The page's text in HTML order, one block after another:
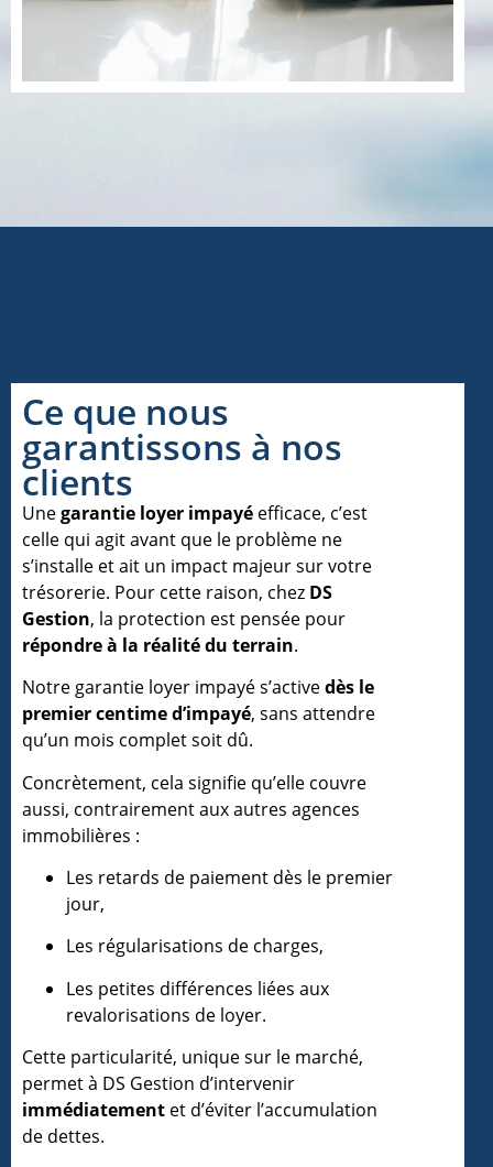
Ce que nous
garantissons à nos
clients
Unegarantie loyer impayé efficace, c’est
celle qui agit avant que le problème ne
s’installe et ait un impact majeur sur votre
trésorerie. Pour cette raison, chez DS
Gestion, la protection est pensée pour
répondre à la réalité du terrain.
Notre garantie loyer impayé s’activedès le
premier centime d’impayé, sans attendre
qu’un mois complet soit dû.
Concrètement, cela signifie qu’elle couvre
aussi, contrairement aux autres agences
immobilières :
Les retards de paiement dès le premier
jour,
Les régularisations de charges,
Les petites différences liées aux
revalorisations de loyer.
Cette particularité, unique sur le marché,
permet à DS Gestion d’intervenir
immédiatement et d’éviter l’accumulation
de dettes.